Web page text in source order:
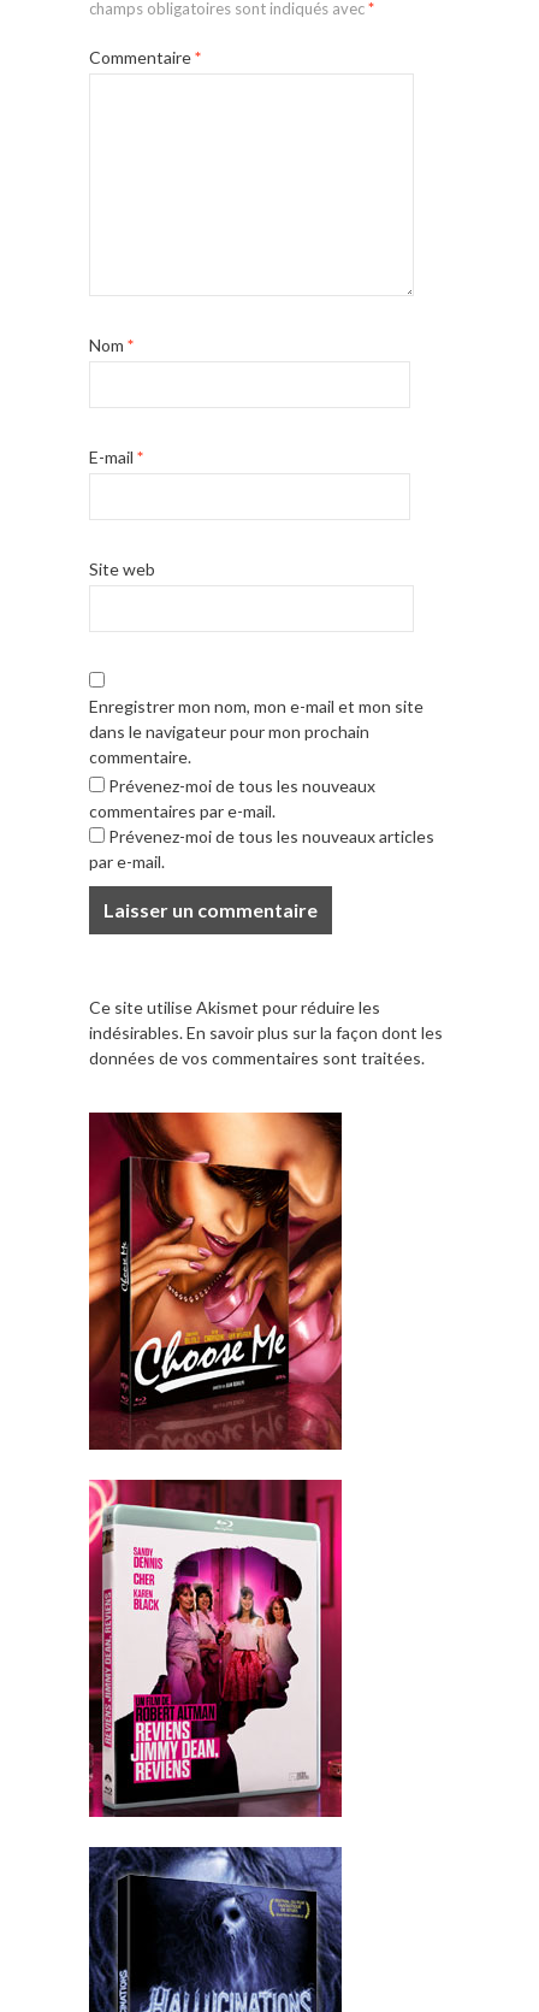
champs obligatoires sont indiqués avec*
Commentaire*
Nom *
E-mail *
Site web
Enregistrer mon nom, mon e-mail et mon site
dans le navigateur pour mon prochain
commentaire.
Prévenez-moi de tous les nouveaux
commentaires par e-mail.
Prévenez-moi de tous les nouveaux articles
par e-mail.
Ce site utilise Akismet pour réduire les
indésirables.En savoir plus sur la façon dont les
données de vos commentaires sont traitées.